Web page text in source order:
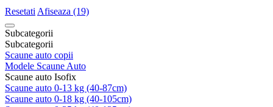
Resetati Afiseaza (19)
Subcategorii
Subcategorii
Scaune auto copii
Modele Scaune Auto
Scaune auto Isofix
Scaune auto 0-13 kg (40-87cm)
Scaune auto 0-18 kg (40-105cm)